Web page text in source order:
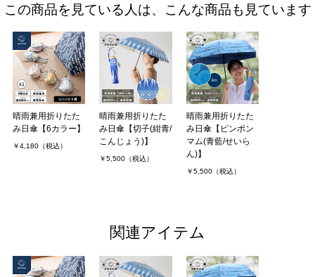
この商品を見ている人は、こんな商品も見ています
晴雨兼用折りたた
み日傘【6カラー】
￥4,180（税込）
晴雨兼用折りたた
み日傘【切子(紺青/
こんじょう)】
￥5,500（税込）
晴雨兼用折りたた
み日傘【ピンポン
マム(青藍/せいら
ん)】
￥5,500（税込）
関連アイテム